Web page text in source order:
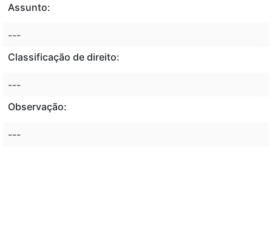
Assunto:
---
Classificação de direito:
---
Observação:
---